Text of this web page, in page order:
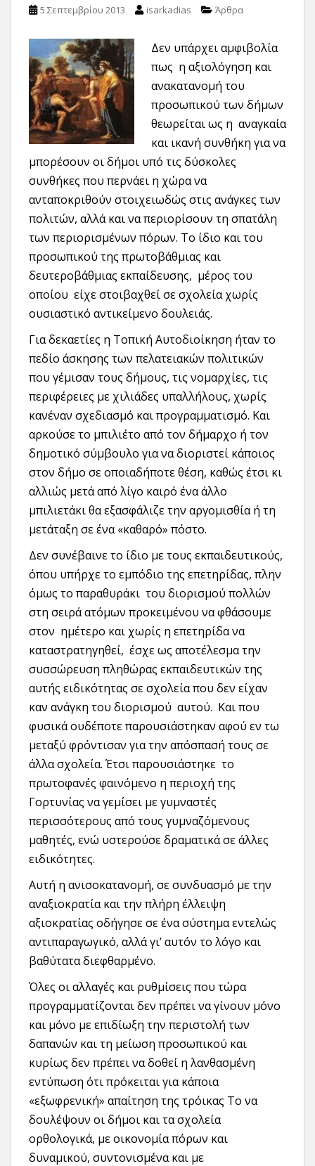
5 Σεπτεμβρίου 2013 isarkadias Άρθρα
Δεν υπάρχει αμφιβολία
πως η αξιολόγηση και
ανακατανομή του
προσωπικού των δήμων
θεωρείται ως η αναγκαία
και ικανή συνθήκη για να
μπορέσουν οι δήμοι υπό τις δύσκολες
συνθήκες που περνάει η χώρα να
ανταποκριθούν στοιχειωδώς στις ανάγκες των
πολιτών, αλλά και να περιορίσουν τη σπατάλη
των περιορισμένων πόρων. Το ίδιο και του
προσωπικού της πρωτοβάθμιας και
δευτεροβάθμιας εκπαίδευσης, μέρος του
οποίου είχε στοιβαχθεί σε σχολεία χωρίς
ουσιαστικό αντικείμενο δουλειάς.
Για δεκαετίες η Τοπική Αυτοδιοίκηση ήταν το
πεδίο άσκησης των πελατειακών πολιτικών
που γέμισαν τους δήμους, τις νομαρχίες, τις
περιφέρειες με χιλιάδες υπαλλήλους, χωρίς
κανέναν σχεδιασμό και προγραμματισμό. Και
αρκούσε το μπιλιέτο από τον δήμαρχο ή τον
δημοτικό σύμβουλο για να διοριστεί κάποιος
στον δήμο σε οποιαδήποτε θέση, καθώς έτσι κι
αλλιώς μετά από λίγο καιρό ένα άλλο
μπιλιετάκι θα εξασφάλιζε την αργομισθία ή τη
μετάταξη σε ένα «καθαρό» πόστο.
Δεν συνέβαινε το ίδιο με τους εκπαιδευτικούς,
όπου υπήρχε το εμπόδιο της επετηρίδας, πλην
όμως το παραθυράκι του διορισμού πολλών
στη σειρά ατόμων προκειμένου να φθάσουμε
στον ημέτερο και χωρίς η επετηρίδα να
καταστρατηγηθεί, έσχε ως αποτέλεσμα την
συσσώρευση πληθώρας εκπαιδευτικών της
αυτής ειδικότητας σε σχολεία που δεν είχαν
καν ανάγκη του διορισμού αυτού. Και που
φυσικά ουδέποτε παρουσιάστηκαν αφού εν τω
μεταξύ φρόντισαν για την απόσπασή τους σε
άλλα σχολεία. Έτσι παρουσιάστηκε το
πρωτοφανές φαινόμενο η περιοχή της
Γορτυνίας να γεμίσει με γυμναστές
περισσότερους από τους γυμναζόμενους
μαθητές, ενώ υστερούσε δραματικά σε άλλες
ειδικότητες.
Αυτή η ανισοκατανομή, σε συνδυασμό με την
αναξιοκρατία και την πλήρη έλλειψη
αξιοκρατίας οδήγησε σε ένα σύστημα εντελώς
αντιπαραγωγικό, αλλά γι’ αυτόν το λόγο και
βαθύτατα διεφθαρμένο.
Όλες οι αλλαγές και ρυθμίσεις που τώρα
προγραμματίζονται δεν πρέπει να γίνουν μόνο
και μόνο με επιδίωξη την περιστολή των
δαπανών και τη μείωση προσωπικού και
κυρίως δεν πρέπει να δοθεί η λανθασμένη
εντύπωση ότι πρόκειται για κάποια
«εξωφρενική» απαίτηση της τρόικας Το να
δουλέψουν οι δήμοι και τα σχολεία
ορθολογικά, με οικονομία πόρων και
δυναμικού, συντονισμένα και με